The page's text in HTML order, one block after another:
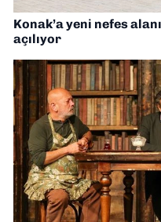
Konak’a yeni nefes
açılıyor